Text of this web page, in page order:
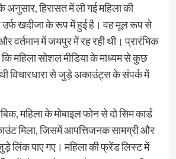
अनुसार, हिरासत में ली गई महिला की
उर्फ खदीजा के रूप में हुई है। वह मूल रूप से
वर्तमान में जयपुर में रह रही थी। प्रारंभिक
महिला सोशल मीडिया के माध्यम से कुछ
विचारधारा से जुड़े अकाउंट्स के संपर्क में
महिला के मोबाइल फोन से दो सिम कार्ड
मिला, जिसमें आपत्तिजनक सामग्री और
लिंक पाए गए। महिला की फ्रेंड लिस्ट में